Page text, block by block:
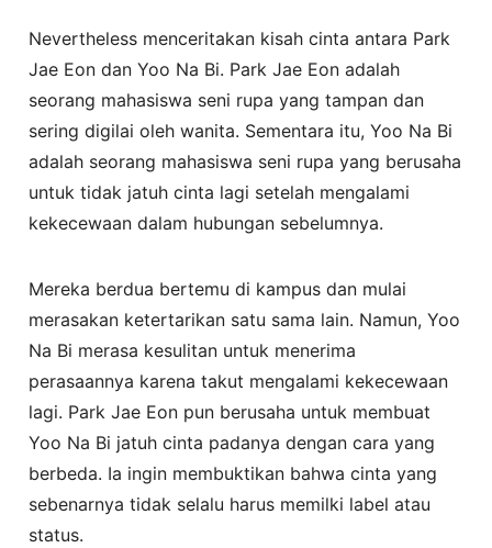
Nevertheless menceritakan kisah cinta antara Park
Jae Eon dan Yoo Na Bi. Park Jae Eon adalah
seorang mahasiswa seni rupa yang tampan dan
sering digilai oleh wanita. Sementara itu, Yoo Na Bi
adalah seorang mahasiswa seni rupa yang berusaha
untuk tidak jatuh cinta lagi setelah mengalami
kekecewaan dalam hubungan sebelumnya.
Mereka berdua bertemu di kampus dan mulai
merasakan ketertarikan satu sama lain. Namun, Yoo
Na Bi merasa kesulitan untuk menerima
perasaannya karena takut mengalami kekecewaan
lagi. Park Jae Eon pun berusaha untuk membuat
Yoo Na Bi jatuh cinta padanya dengan cara yang
berbeda. Ia ingin membuktikan bahwa cinta yang
sebenarnya tidak selalu harus memilki label atau
status.